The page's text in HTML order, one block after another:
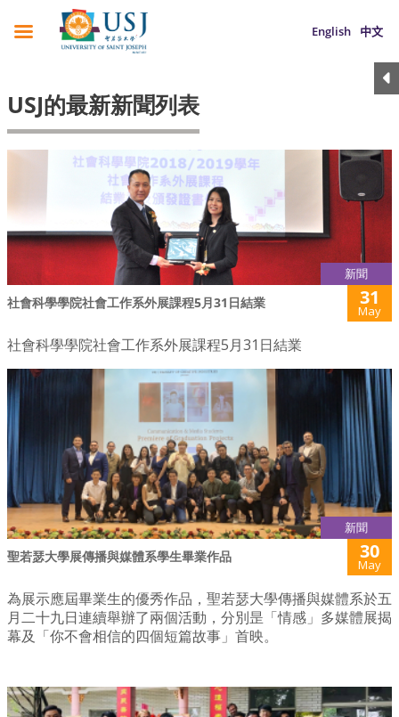
English 中文
USJ的最新新聞列表
新聞
社會科學學院社會工作系外展課程5月31日結業 31
May
社會科學學院社會工作系外展課程5月31日結業
新聞
聖若瑟大學展傳播與媒體系學生畢業作品 30
May
為展示應屆畢業生的優秀作品，聖若瑟大學傳播與媒體系於五
月二十九日連續舉辦了兩個活動，分別昰「情感」多媒體展揭
幕及「你不會相信的四個短篇故事」首映。